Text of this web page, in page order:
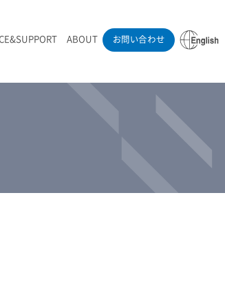
RAMANdrive | ウェハーステージ搭載ラマン顕微鏡
LIBcell | 不活性雰囲気ラマン測定用密閉容器
ABOUT お問い合わせ